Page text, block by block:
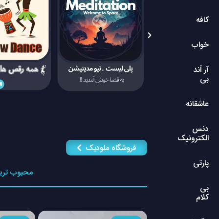
کافه
خواب
آر اَند
بی
عاشقانه
دنس
الکترونیک
پارتی
بی
کلام
فروشگاه ملودیک
محبوب